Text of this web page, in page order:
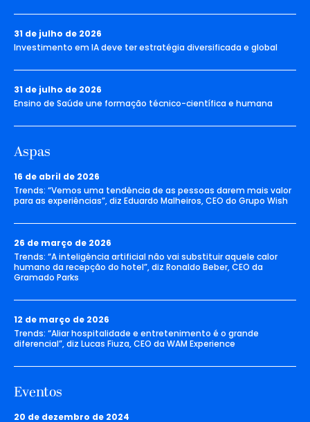
31 de julho de 2026
Investimento em IA deve ter estratégia diversificada e global
31 de julho de 2026
Ensino de Saúde une formação técnico-científica e humana
Aspas
16 de abril de 2026
Trends: “Vemos uma tendência de as pessoas darem mais valor
para as experiências”, diz Eduardo Malheiros, CEO do Grupo Wish
26 de março de 2026
Trends: “A inteligência artificial não vai substituir aquele calor
humano da recepção do hotel”, diz Ronaldo Beber, CEO da
Gramado Parks
12 de março de 2026
Trends: “Aliar hospitalidade e entretenimento é o grande
diferencial”, diz Lucas Fiuza, CEO da WAM Experience
Eventos
20 de dezembro de 2024